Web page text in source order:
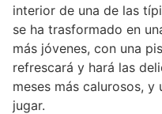
interior de una de las
se ha trasformado en
más jóvenes, con una
refrescará y hará las
meses más calurosos, y
jugar.